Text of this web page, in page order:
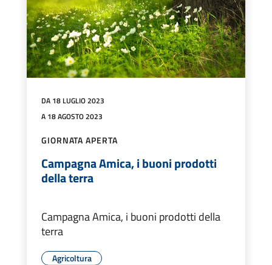
DA 18 LUGLIO 2023
A 18 AGOSTO 2023
GIORNATA APERTA
Campagna Amica, i buoni prodotti
della terra
Campagna Amica, i buoni prodotti della
terra
Agricoltura